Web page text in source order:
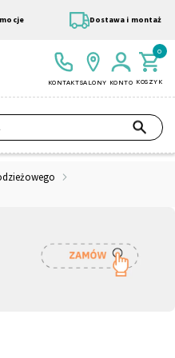
Dostawa i montaż
KONTAKTSALONY KONTO KOSZYK
0